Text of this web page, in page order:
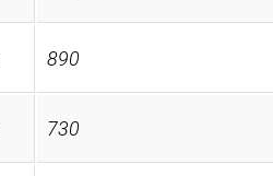
890
730